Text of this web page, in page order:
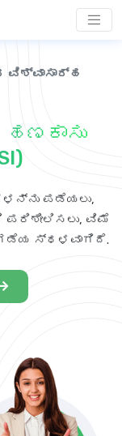
ವಿಶ್ವಾಸಾರ್ಹ
ಪಡೆಯಲು,
ವಿಮೆ
ಸ್ಥಳವಾಗಿದೆ.